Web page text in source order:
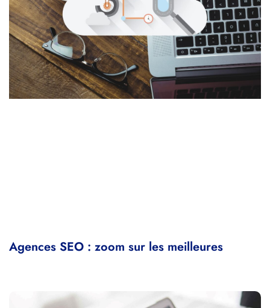
Agences SEO : zoom sur les meilleures